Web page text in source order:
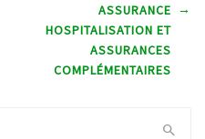
ASSURANCE
HOSPITALISATION ET
ASSURANCES
COMPLÉMENTAIRES
→